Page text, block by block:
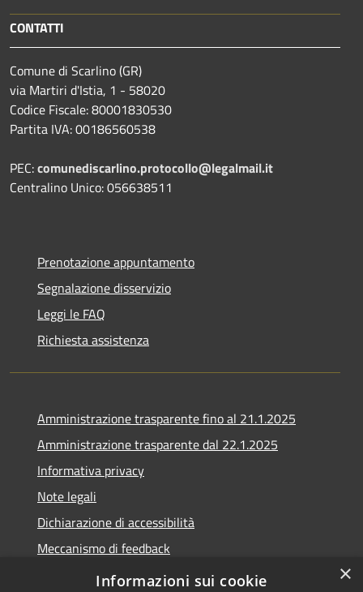
CONTATTI
Comune di Scarlino (GR)
via Martiri d'Istia, 1 - 58020
Codice Fiscale: 80001830530
Partita IVA: 00186560538
PEC:comunediscarlino.protocollo@legalmail.it
Centralino Unico: 056638511
Prenotazione appuntamento
Segnalazione disservizio
Leggi le FAQ
Richiesta assistenza
Amministrazione trasparente fino al 21.1.2025
Amministrazione trasparente dal 22.1.2025
Informativa privacy
Note legali
Dichiarazione di accessibilità
Meccanismo di feedback
Whistleblowing
×
Informazioni sui cookie